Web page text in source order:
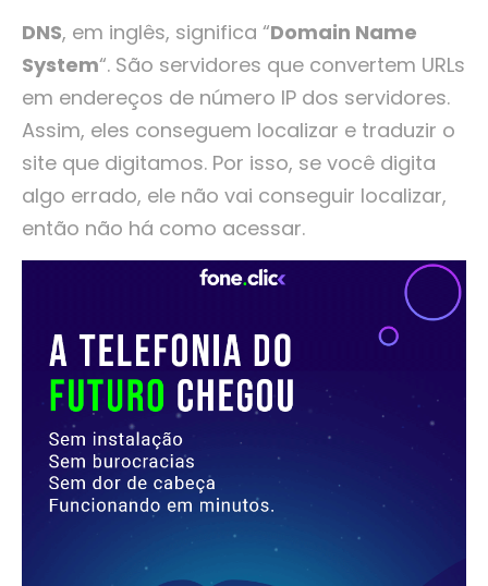
DNS, em inglês, significa “Domain Name
System“. São servidores que convertem URLs
em endereços de número IP dos servidores.
Assim, eles conseguem localizar e traduzir o
site que digitamos. Por isso, se você digita
algo errado, ele não vai conseguir localizar,
então não há como acessar.